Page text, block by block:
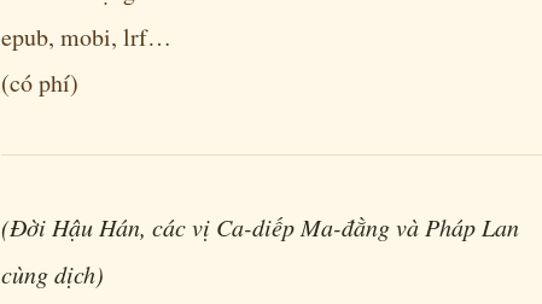
epub, mobi, lrf…
(có phí)
(Đời Hậu Hán, các vị Ca-diếp Ma-đằng và Pháp Lan
cùng dịch)